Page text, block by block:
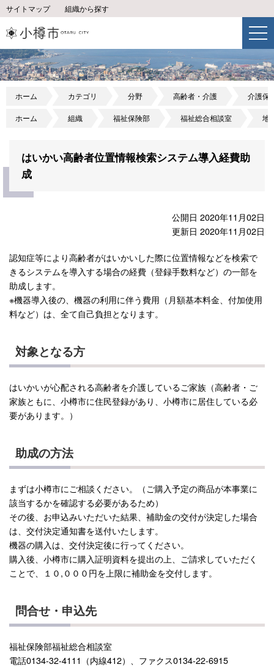
サイトマップ 組織から探す
ホーム カテゴリ 分野 高齢者・介護 介護保
ホーム 組織 福祉保険部 福祉総合相談室 地
はいかい高齢者位置情報検索システム導入経費助
成
公開日 2020年11月02日
更新日 2020年11月02日
認知症等により高齢者がはいかいした際に位置情報などを検索で
きるシステムを導入する場合の経費（登録手数料など）の一部を
助成します。
※機器導入後の、機器の利用に伴う費用（月額基本料金、付加使用
料など）は、全て自己負担となります。
対象となる方
はいかいが心配される高齢者を介護しているご家族（高齢者・ご
家族ともに、小樽市に住民登録があり、小樽市に居住している必
要があります。）
助成の方法
まずは小樽市にご相談ください。（ご購入予定の商品が本事業に
該当するかを確認する必要があるため）
その後、お申込みいただいた結果、補助金の交付が決定した場合
は、交付決定通知書を送付いたします。
機器の購入は、交付決定後に行ってください。
購入後、小樽市に購入証明資料を提出の上、ご請求していただく
ことで、１０,０００円を上限に補助金を交付します。
問合せ・申込先
福祉保険部福祉総合相談室
電話0134-32-4111（内線412）、ファクス0134-22-6915